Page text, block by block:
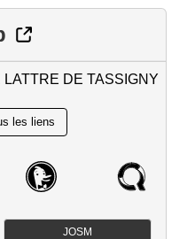
DE TASSIGNY
JOSM